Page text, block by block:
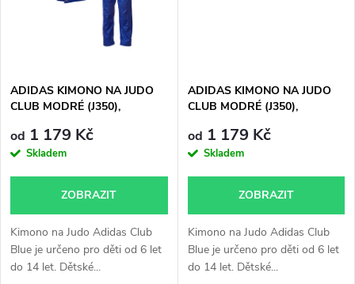
ADIDAS KIMONO NA JUDO
CLUB MODRÉ (J350),
od 1 179 Kč
Skladem
ZOBRAZIT
Kimono na Judo Adidas Club
Blue je určeno pro děti od 6 let
do 14 let. Dětské...
ADIDAS KIMONO NA JUDO
CLUB MODRÉ (J350),
od 1 179 Kč
Skladem
ZOBRAZIT
Kimono na Judo Adidas Club
Blue je určeno pro děti od 6 let
do 14 let. Dětské...